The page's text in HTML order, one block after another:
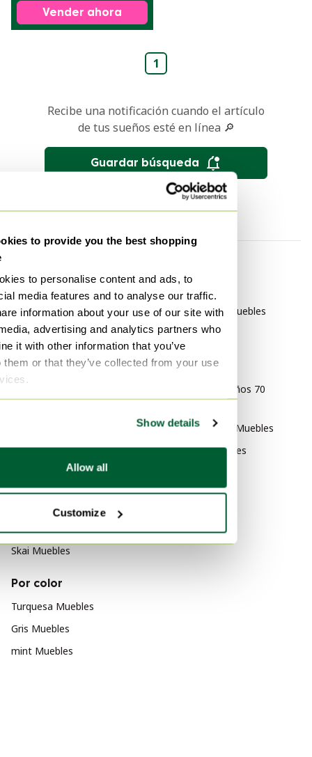
to provide you the best shopping
to personalise content and ads, to
media features and to analyse our traffic.
information about your use of our site with
advertising and analytics partners who
it with other information that you’ve
them or that they’ve collected from your use
Show details
Allow all
Customize
Vender ahora
1
Recibe una notificación cuando el artículo
de tus sueños esté en línea 🔎
Guardar búsqueda
Diseño orgánico Arte
Diseño orgánico Decoración
Diseño orgánico Vajillas
Baan Muebles
Natuzzi Italia Muebles
Edra Muebles
Por estilo
Diseño de los años 70
Diseño italiano Muebles
Art Deco Muebles
Corcho Muebles
Otro Muebles
Skai Muebles
Por color
Turquesa Muebles
Gris Muebles
mint Muebles